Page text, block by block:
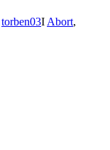
torben03I Abort,